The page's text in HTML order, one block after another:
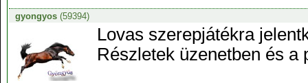
gyongyos(59394)
Lovas szerepjátékra
Részletek üzenetben és a